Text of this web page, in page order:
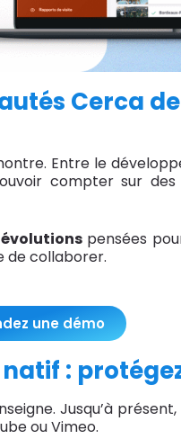
Cerca
Entre le
compter sur
pensées
de collaborer.
une démo
:
Jusqu’à
ou Vimeo.